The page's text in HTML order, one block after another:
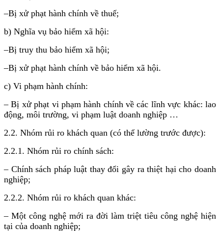
–Bị xử phạt hành chính về thuế;
b) Nghĩa vụ bảo hiểm xã hội:
–Bị truy thu bảo hiểm xã hội;
–Bị xử phạt hành chính về bảo hiểm xã hội.
c) Vi phạm hành chính:
– Bị xử phạt vi phạm hành chính về các lĩnh vực khác: lao
động, môi trường, vi phạm luật doanh nghiệp …
2.2. Nhóm rủi ro khách quan (có thể lường trước được):
2.2.1. Nhóm rủi ro chính sách:
– Chính sách pháp luật thay đổi gây ra thiệt hại cho doanh
nghiệp;
2.2.2. Nhóm rủi ro khách quan khác:
– Một công nghệ mới ra đời làm triệt tiêu công nghệ hiện
tại của doanh nghiệp;